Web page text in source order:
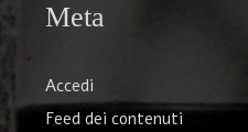
Meta
Accedi
Feed dei contenuti